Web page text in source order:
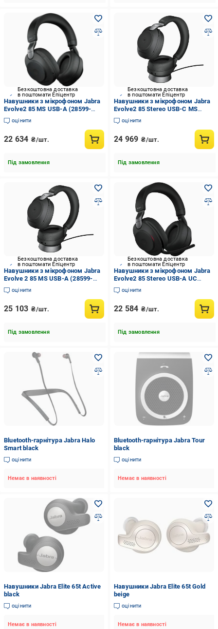
Безкоштовна доставка
в поштомати Епіцентр
Навушники з мікрофоном Jabra
Evolve2 85 MS USB-A (28599-
999-999)
оцінити
22 634 ₴/шт.
Під замовлення
Безкоштовна доставка
в поштомати Епіцентр
Навушники з мікрофоном Jabra
Evolve2 85 Stereo USB-C MS
(28599-999-889)
оцінити
24 969 ₴/шт.
Під замовлення
Безкоштовна доставка
в поштомати Епіцентр
Навушники з мікрофоном Jabra
Evolve 2 85 MS USB-А (28599-
999-989)
оцінити
25 103 ₴/шт.
Під замовлення
Безкоштовна доставка
в поштомати Епіцентр
Навушники з мікрофоном Jabra
Evolve2 85 Stereo USB-A UC
Чорний (28599-989-999)
оцінити
22 584 ₴/шт.
Під замовлення
Bluetooth-гарнітура Jabra Halo
Smart black
оцінити
Немає в наявності
Bluetooth-гарнітура Jabra Tour
black
оцінити
Немає в наявності
Навушники Jabra Elite 65t Active
black
оцінити
Немає в наявності
Навушники Jabra Elite 65t Gold
beige
оцінити
Немає в наявності